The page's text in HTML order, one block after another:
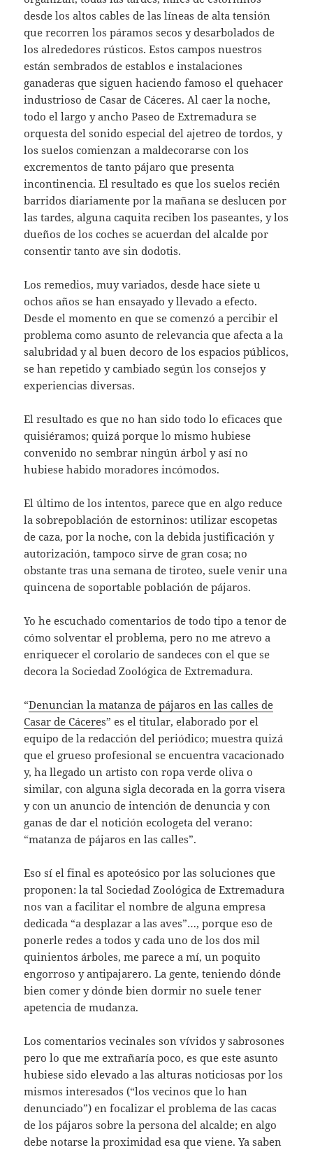
desde los altos cables de las líneas de alta tensión
que recorren los páramos secos y desarbolados de
los alrededores rústicos. Estos campos nuestros
están sembrados de establos e instalaciones
ganaderas que siguen haciendo famoso el quehacer
industrioso de Casar de Cáceres. Al caer la noche,
todo el largo y ancho Paseo de Extremadura se
orquesta del sonido especial del ajetreo de tordos, y
los suelos comienzan a maldecorarse con los
excrementos de tanto pájaro que presenta
incontinencia. El resultado es que los suelos recién
barridos diariamente por la mañana se deslucen por
las tardes, alguna caquita reciben los paseantes, y los
dueños de los coches se acuerdan del alcalde por
consentir tanto ave sin dodotis.
Los remedios, muy variados, desde hace siete u
ochos años se han ensayado y llevado a efecto.
Desde el momento en que se comenzó a percibir el
problema como asunto de relevancia que afecta a la
salubridad y al buen decoro de los espacios públicos,
se han repetido y cambiado según los consejos y
experiencias diversas.
El resultado es que no han sido todo lo eficaces que
quisiéramos; quizá porque lo mismo hubiese
convenido no sembrar ningún árbol y así no
hubiese habido moradores incómodos.
El último de los intentos, parece que en algo reduce
la sobrepoblación de estorninos: utilizar escopetas
de caza, por la noche, con la debida justificación y
autorización, tampoco sirve de gran cosa; no
obstante tras una semana de tiroteo, suele venir una
quincena de soportable población de pájaros.
Yo he escuchado comentarios de todo tipo a tenor de
cómo solventar el problema, pero no me atrevo a
enriquecer el corolario de sandeces con el que se
decora la Sociedad Zoológica de Extremadura.
“Denuncian la matanza de pájaros en las calles de
Casar de Cáceres” es el titular, elaborado por el
equipo de la redacción del periódico; muestra quizá
que el grueso profesional se encuentra vacacionado
y, ha llegado un artisto con ropa verde oliva o
similar, con alguna sigla decorada en la gorra visera
y con un anuncio de intención de denuncia y con
ganas de dar el notición ecologeta del verano:
“matanza de pájaros en las calles”.
Eso sí el final es apoteósico por las soluciones que
proponen: la tal Sociedad Zoológica de Extremadura
nos van a facilitar el nombre de alguna empresa
dedicada “a desplazar a las aves”…, porque eso de
ponerle redes a todos y cada uno de los dos mil
quinientos árboles, me parece a mí, un poquito
engorroso y antipajarero. La gente, teniendo dónde
bien comer y dónde bien dormir no suele tener
apetencia de mudanza.
Los comentarios vecinales son vívidos y sabrosones
pero lo que me extrañaría poco, es que este asunto
hubiese sido elevado a las alturas noticiosas por los
mismos interesados (“los vecinos que lo han
denunciado”) en focalizar el problema de las cacas
de los pájaros sobre la persona del alcalde; en algo
debe notarse la proximidad esa que viene. Ya saben